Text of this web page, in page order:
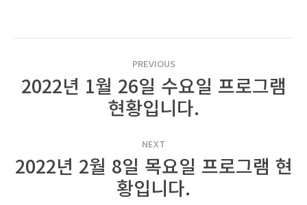
NAVIGATION
PREVIOUS
Previous
post:
2022년 1월 26일 수요일 프로그램
현황입니다.
NEXT
Next
post:
​2022년 2월 8일 목요일 프로그램 현
황입니다.